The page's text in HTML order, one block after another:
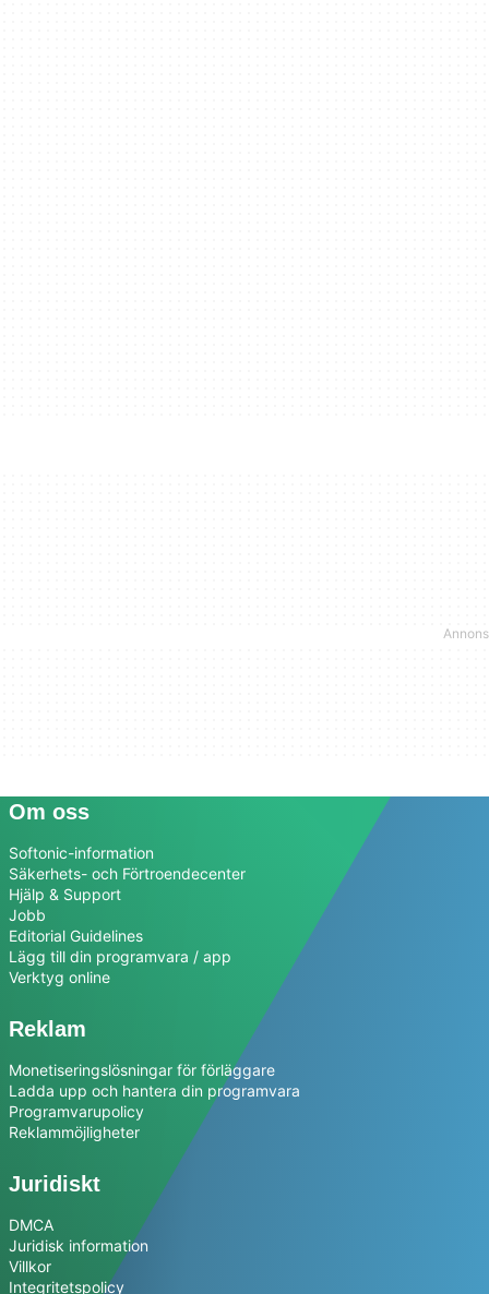
Om oss
Softonic-information
Säkerhets- och Förtroendecenter
Hjälp & Support
Jobb
Editorial Guidelines
Lägg till din programvara / app
Verktyg online
Reklam
Monetiseringslösningar för förläggare
Ladda upp och hantera din programvara
Programvarupolicy
Reklammöjligheter
Juridiskt
DMCA
Juridisk information
Villkor
Integritetspolicy